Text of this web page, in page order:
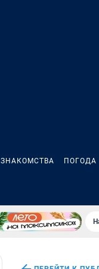
ЗНАКОМСТВА ПОГОДА